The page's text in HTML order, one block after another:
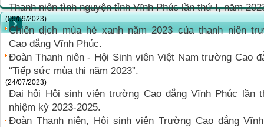
Thanh niên tình nguyện tỉnh Vĩnh Phúc lần thứ I, năm
(09/09/2023)
Chiến dịch mùa hè xanh năm 2023 của thanh niên
Cao đẳng Vĩnh Phúc.
Đoàn Thanh niên - Hội Sinh viên Việt Nam trường Cao
“Tiếp sức mùa thi năm 2023”.
(24/07/2023)
Đại hội Hội sinh viên trường Cao đẳng Vĩnh Phúc lần
nhiệm kỳ 2023-2025.
Đoàn Thanh niên, Hội sinh viên Trường Cao đẳng